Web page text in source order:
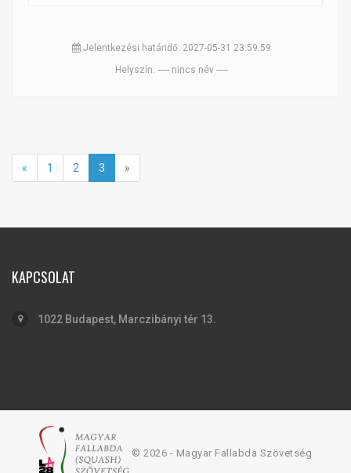
Jelentkezési határidő: 2027-05-31 23:59:59
Helyszín: ----- nincs név -----
« 1 2 3 »
KAPCSOLAT
1022 Budapest, Marczibányi tér 13.
© 2026 - Magyar Fallabda Szövetség